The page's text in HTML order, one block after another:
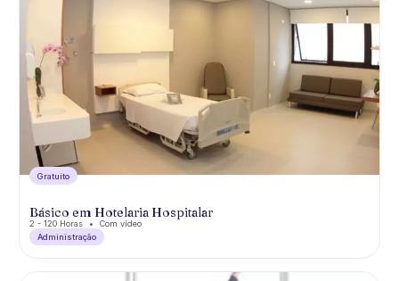
Gratuíto
Básico em Hotelaria Hospitalar
2 - 120 Horas
Com vídeo
Administração